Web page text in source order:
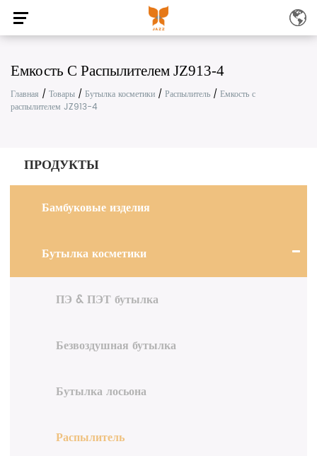
Емкость С Распылителем JZ913-4
Главная / Товары / Бутылка косметики / Распылитель / Емкость с
распылителем JZ913-4
ПРОДУКТЫ
Бамбуковые изделия
Бутылка косметики
ПЭ & ПЭТ бутылка
Безвоздушная бутылка
Бутылка лосьона
Распылитель